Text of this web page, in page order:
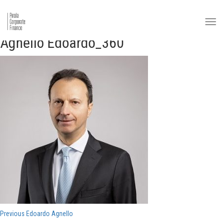
Agnello Edoardo_360
Navigazione
Previous Previous
Edoardo Agnello